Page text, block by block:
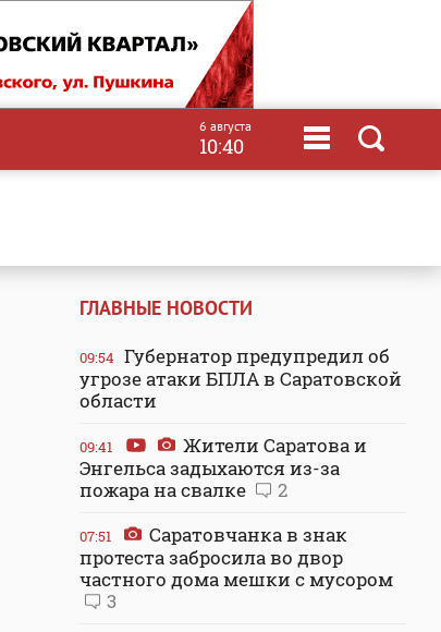
6 августа
10:40
ГЛАВНЫЕ НОВОСТИ
09:54 Губернатор предупредил об
угрозе атаки БПЛА в Саратовской
области
09:41
Жители Саратова и
Энгельса задыхаются из-за
пожара на свалке
2
07:51
Саратовчанка в знак
протеста забросила во двор
частного дома мешки с мусором
3